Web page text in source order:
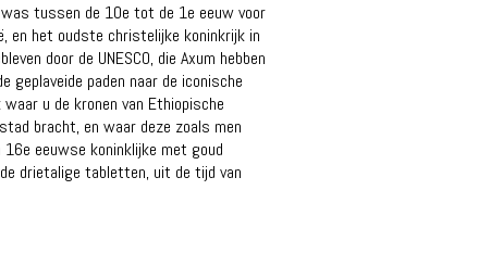
tussen de 10e tot de 1e eeuw voor
en het oudste christelijke koninkrijk in
door de UNESCO, die Axum hebben
geplaveide paden naar de iconische
u de kronen van Ethiopische
bracht, en waar deze zoals men
eeuwse koninklijke met goud
drietalige tabletten, uit de tijd van